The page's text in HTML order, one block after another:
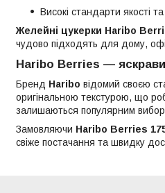
Високі стандарти якості
Желейні цукерки Haribo
чудово підходять для дому,
Haribo Berries —
Бренд Haribo відомий своєю
оригінальною текстурою, що
залишаються популярним
Замовляючи Haribo Berries
свіже постачання та швидку